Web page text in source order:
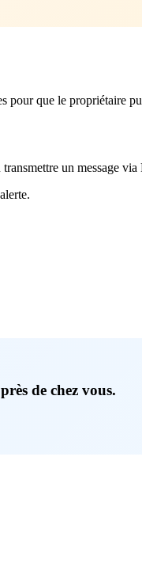
pour que le propriétaire
un message via
de chez vous.